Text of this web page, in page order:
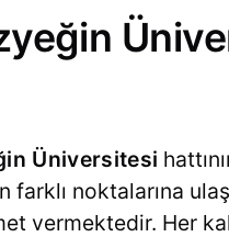
Üniversitesi
noktalarına
vermektedir. Her